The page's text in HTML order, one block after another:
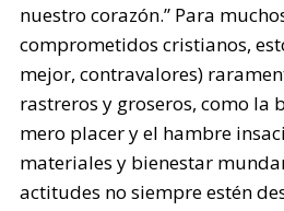
nuestro corazón.” Para
comprometidos cristianos,
mejor, contravalores)
rastreros y groseros, como la
mero placer y el hambre
materiales y bienestar
actitudes no siempre estén